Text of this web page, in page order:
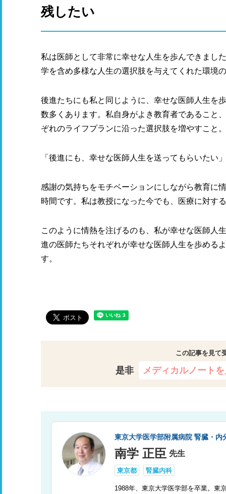
残したい
私は医師として非常に幸せな人生を歩んできまし
学を含め多様な人生の選択肢を与えてくれた環境
後進たちにも私と同じように、幸せな医師人生を
数多くあります。私自身がよき教育者であること
ぞれのライフプランに沿った選択肢を増やすこと。
「後進にも、幸せな医師人生を送ってもらいたい」
感謝の気持ちをモチベーションにしながら教育に
時間です。私は教授になった今でも、医療に対す
このように情熱を注げるのも、私が幸せな医師人
進の医師たちそれぞれが幸せな医師人生を歩める
す。
この記事を見て
是非 メディカルノート
東京大学医学部附属病院 腎臓・内
南学 正臣 先生
東京都 腎臓内科
1988年、東京大学医学部を卒業。東